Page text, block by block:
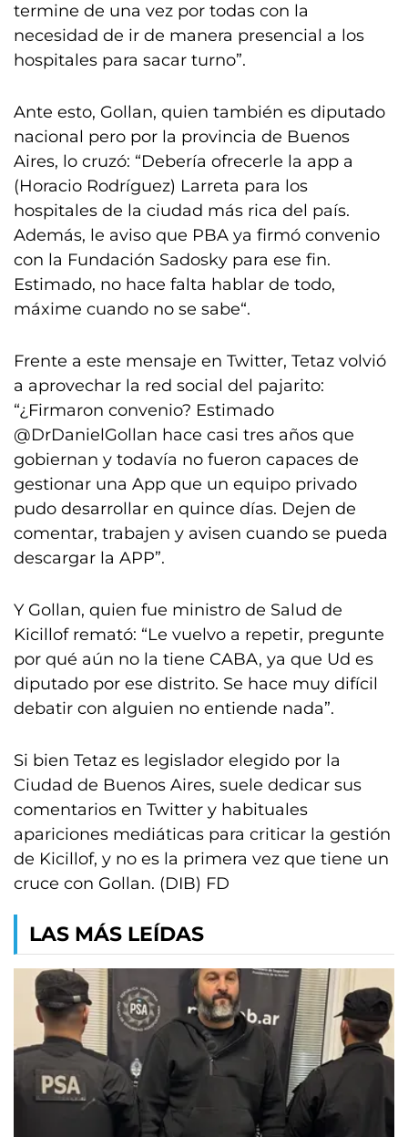
termine de una vez por todas con la
necesidad de ir de manera presencial a los
hospitales para sacar turno”.
Ante esto, Gollan, quien también es diputado
nacional pero por la provincia de Buenos
Aires, lo cruzó: “Debería ofrecerle la app a
(Horacio Rodríguez) Larreta para los
hospitales de la ciudad más rica del país.
Además, le aviso que PBA ya firmó convenio
con la Fundación Sadosky para ese fin.
Estimado, no hace falta hablar de todo,
máxime cuando no se sabe“.
Frente a este mensaje en Twitter, Tetaz volvió
a aprovechar la red social del pajarito:
“¿Firmaron convenio? Estimado
@DrDanielGollan hace casi tres años que
gobiernan y todavía no fueron capaces de
gestionar una App que un equipo privado
pudo desarrollar en quince días. Dejen de
comentar, trabajen y avisen cuando se pueda
descargar la APP”.
Y Gollan, quien fue ministro de Salud de
Kicillof remató: “Le vuelvo a repetir, pregunte
por qué aún no la tiene CABA, ya que Ud es
diputado por ese distrito. Se hace muy difícil
debatir con alguien no entiende nada”.
Si bien Tetaz es legislador elegido por la
Ciudad de Buenos Aires, suele dedicar sus
comentarios en Twitter y habituales
apariciones mediáticas para criticar la gestión
de Kicillof, y no es la primera vez que tiene un
cruce con Gollan. (DIB) FD
LAS MÁS LEÍDAS